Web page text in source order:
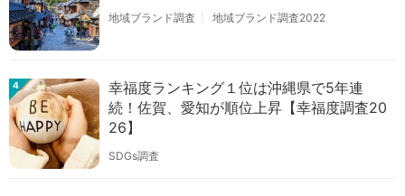
地域ブランド調査 地域ブランド調査2022
4
幸福度ランキング１位は沖縄県で5年連
続！佐賀、愛知が順位上昇【幸福度調査20
26】
SDGs調査